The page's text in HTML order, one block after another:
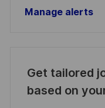
Manage alerts
Get tailored
based on